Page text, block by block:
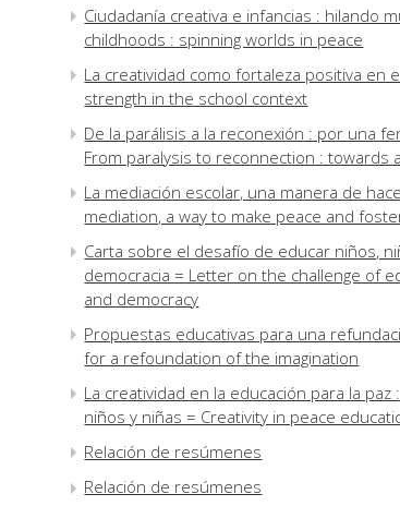
Ciudadanía creativa e infancias : hilando
childhoods : spinning worlds in peace
La creatividad como fortaleza positiva en
strength in the school context
De la parálisis a la reconexión : por una
From paralysis to reconnection : towards
La mediación escolar, una manera de
mediation, a way to make peace and
Carta sobre el desafío de educar niños,
democracia = Letter on the challenge of
and democracy
Propuestas educativas para una
for a refoundation of the imagination
La creatividad en la educación para la
niños y niñas = Creativity in peace
Relación de resúmenes
Relación de resúmenes